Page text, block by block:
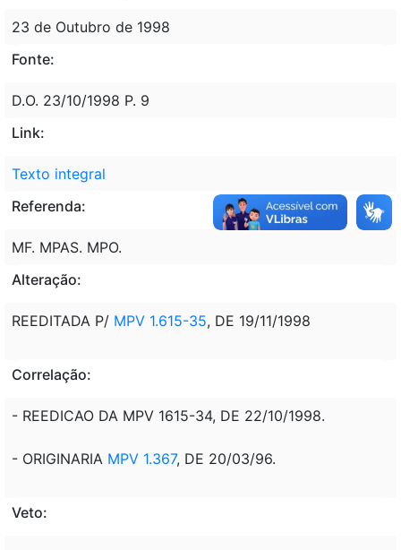
23 de Outubro de 1998
Fonte:
D.O. 23/10/1998 P. 9
Link:
Texto integral
Referenda:
MF. MPAS. MPO.
Alteração:
REEDITADA P/ MPV 1.615-35, DE 19/11/1998
Correlação:
- REEDICAO DA MPV 1615-34, DE 22/10/1998.
- ORIGINARIA MPV 1.367, DE 20/03/96.
Veto: